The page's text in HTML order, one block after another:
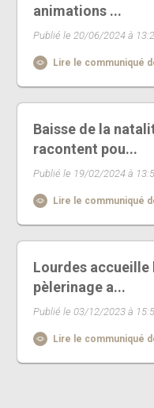
animations ...
Publié le 20/06/2024 à
Lire le communiqué
Baisse de la
racontent pou...
Publié le 19/02/2024 à
Lire le communiqué
Lourdes
pèlerinage a...
Publié le 03/12/2023 à
Lire le communiqué